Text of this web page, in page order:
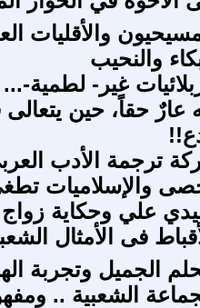
والأقليات
والنحيب
غير- لطمية-
عارٌ حقاً، حين
ترجمة الأدب
والإسلاميات
علي وحكاية زواج
فى الأمثال
الجميل وتجربة
الشعبية ..